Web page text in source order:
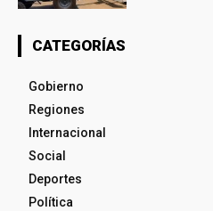
CATEGORÍAS
Gobierno
Regiones
Internacional
Social
Deportes
Política